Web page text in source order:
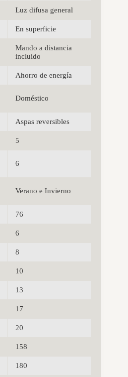
Luz difusa general
En superficie
Mando a distancia
incluido
Ahorro de energía
Doméstico
Aspas reversibles
5
6
Verano e Invierno
76
6
8
10
13
17
20
158
180